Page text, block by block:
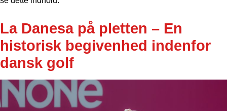
La Danesa på pletten – En
historisk begivenhed indenfor
dansk golf